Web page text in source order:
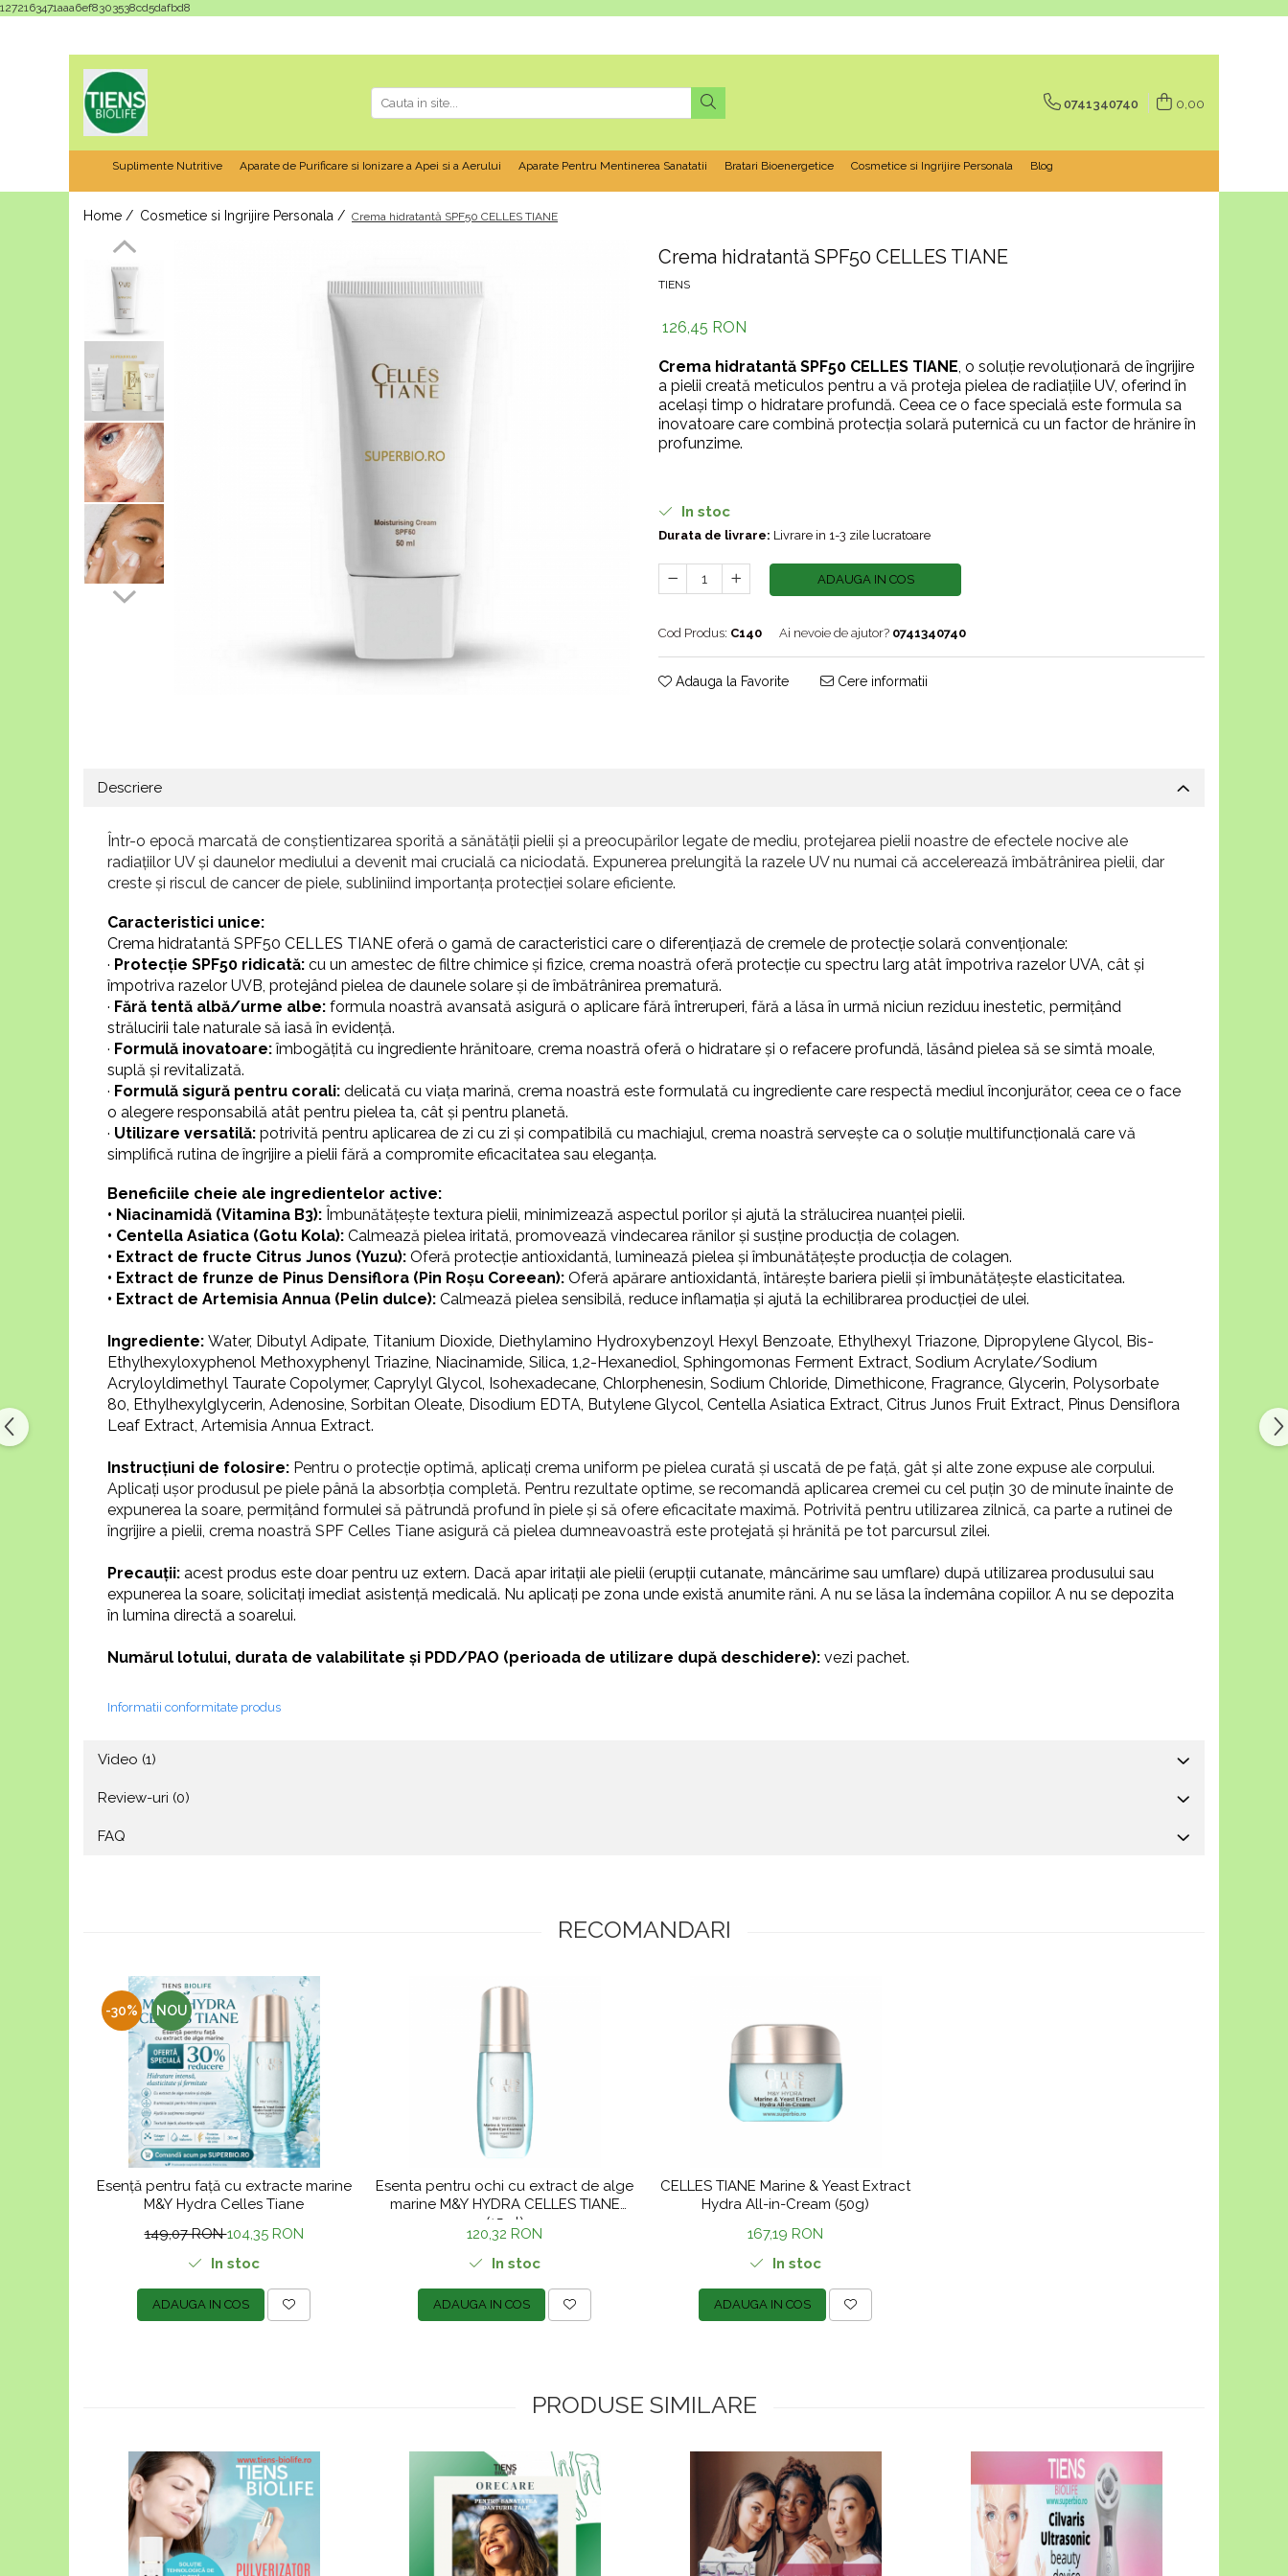
1272163471aaa6ef8303538cd5dafbd8
0741340740 0,00
Suplimente Nutritive Aparate de Purificare si Ionizare a Apei si a Aerului Aparate Pentru Mentinerea Sanatatii Bratari Bioenergetice Cosmetice si Ingrijire Personala Blog
Home / Cosmetice si Ingrijire Personala / Crema hidratantă SPF50 CELLES TIANE
Crema hidratantă SPF50 CELLES TIANE
TIENS
126,45 RON
Crema hidratantă SPF50 CELLES TIANE, o soluție revoluționară de îngrijire
a pielii creată meticulos pentru a vă proteja pielea de radiațiile UV, oferind în
același timp o hidratare profundă. Ceea ce o face specială este formula sa
inovatoare care combină protecția solară puternică cu un factor de hrănire în
profunzime.
In stoc
Durata de livrare: Livrare in 1-3 zile lucratoare
ADAUGA IN COS
Cod Produs: C140 Ai nevoie de ajutor? 0741340740
Adauga la Favorite Cere informatii
Descriere
Într-o epocă marcată de conștientizarea sporită a sănătății pielii și a preocupărilor legate de mediu, protejarea pielii noastre de efectele nocive ale
radiațiilor UV și daunelor mediului a devenit mai crucială ca niciodată. Expunerea prelungită la razele UV nu numai că accelerează îmbătrânirea pielii, dar
creste și riscul de cancer de piele, subliniind importanța protecției solare eficiente.
Caracteristici unice:
Crema hidratantă SPF50 CELLES TIANE oferă o gamă de caracteristici care o diferențiază de cremele de protecție solară convenționale:
· Protecție SPF50 ridicată: cu un amestec de filtre chimice și fizice, crema noastră oferă protecție cu spectru larg atât împotriva razelor UVA, cât și
împotriva razelor UVB, protejând pielea de daunele solare și de îmbătrânirea prematură.
· Fără tentă albă/urme albe: formula noastră avansată asigură o aplicare fără întreruperi, fără a lăsa în urmă niciun reziduu inestetic, permițând
strălucirii tale naturale să iasă în evidență.
· Formulă inovatoare:îmbogățită cu ingrediente hrănitoare, crema noastră oferă o hidratare și o refacere profundă, lăsând pielea să se simtă moale,
suplă și revitalizată.
· Formulă sigură pentru corali: delicată cu viața marină, crema noastră este formulată cu ingrediente care respectă mediul înconjurător, ceea ce o face
o alegere responsabilă atât pentru pielea ta, cât și pentru planetă.
· Utilizare versatilă: potrivită pentru aplicarea de zi cu zi și compatibilă cu machiajul, crema noastră servește ca o soluție multifuncțională care vă
simplifică rutina de îngrijire a pielii fără a compromite eficacitatea sau eleganța.
Beneficiile cheie ale ingredientelor active:
• Niacinamidă (Vitamina B3): Îmbunătățește textura pielii, minimizează aspectul porilor și ajută la strălucirea nuanței pielii.
• Centella Asiatica (Gotu Kola): Calmează pielea iritată, promovează vindecarea rănilor și susține producția de colagen.
• Extract de fructe Citrus Junos (Yuzu): Oferă protecție antioxidantă, luminează pielea și îmbunătățește producția de colagen.
• Extract de frunze de Pinus Densiflora (Pin Roșu Coreean): Oferă apărare antioxidantă, întărește bariera pielii și îmbunătățește elasticitatea.
• Extract de Artemisia Annua (Pelin dulce): Calmează pielea sensibilă, reduce inflamația și ajută la echilibrarea producției de ulei.
Ingrediente: Water, Dibutyl Adipate, Titanium Dioxide, Diethylamino Hydroxybenzoyl Hexyl Benzoate, Ethylhexyl Triazone, Dipropylene Glycol, Bis-
Ethylhexyloxyphenol Methoxyphenyl Triazine, Niacinamide, Silica, 1,2-Hexanediol, Sphingomonas Ferment Extract, Sodium Acrylate/Sodium
Acryloyldimethyl Taurate Copolymer, Caprylyl Glycol, Isohexadecane, Chlorphenesin, Sodium Chloride, Dimethicone, Fragrance, Glycerin, Polysorbate
80, Ethylhexylglycerin, Adenosine, Sorbitan Oleate, Disodium EDTA, Butylene Glycol, Centella Asiatica Extract, Citrus Junos Fruit Extract, Pinus Densiflora
Leaf Extract, Artemisia Annua Extract.
Instrucțiuni de folosire: Pentru o protecție optimă, aplicați crema uniform pe pielea curată și uscată de pe față, gât și alte zone expuse ale corpului.
Aplicați ușor produsul pe piele până la absorbția completă. Pentru rezultate optime, se recomandă aplicarea cremei cu cel puțin 30 de minute înainte de
expunerea la soare, permițând formulei să pătrundă profund în piele și să ofere eficacitate maximă. Potrivită pentru utilizarea zilnică, ca parte a rutinei de
îngrijire a pielii, crema noastră SPF Celles Tiane asigură că pielea dumneavoastră este protejată și hrănită pe tot parcursul zilei.
Precauții: acest produs este doar pentru uz extern. Dacă apar iritații ale pielii (erupții cutanate, mâncărime sau umflare) după utilizarea produsului sau
expunerea la soare, solicitați imediat asistență medicală. Nu aplicați pe zona unde există anumite răni. A nu se lăsa la îndemâna copiilor. A nu se depozita
în lumina directă a soarelui.
Numărul lotului, durata de valabilitate și PDD/PAO (perioada de utilizare după deschidere): vezi pachet.
Informatii conformitate produs
Video (1)
Review-uri (0)
FAQ
RECOMANDARI
-30% NOU
Esență pentru față cu extracte marine
M&Y Hydra Celles Tiane
149,07 RON104,35 RON
In stoc
ADAUGA IN COS
Esenta pentru ochi cu extract de alge
marine M&Y HYDRA CELLES TIANE
(15ml)
120,32 RON
In stoc
ADAUGA IN COS
CELLES TIANE Marine & Yeast Extract
Hydra All-in-Cream (50g)
167,19 RON
In stoc
ADAUGA IN COS
PRODUSE SIMILARE